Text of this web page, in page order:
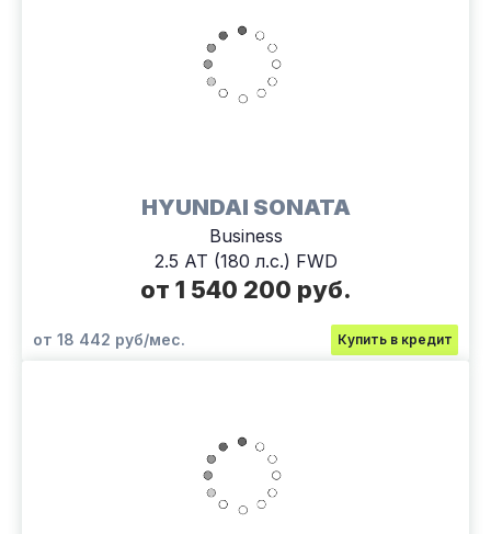
HYUNDAI SONATA
Business
2.5 АТ (180 л.с.) FWD
от 1 540 200 руб.
от 18 442 руб/мес. Купить в кредит